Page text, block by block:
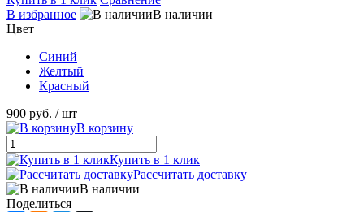
В избранное
В наличии
Цвет
Синий
Желтый
Красный
900 руб. / шт
В корзину
Купить в 1 клик
Рассчитать доставку
В наличии
Поделиться